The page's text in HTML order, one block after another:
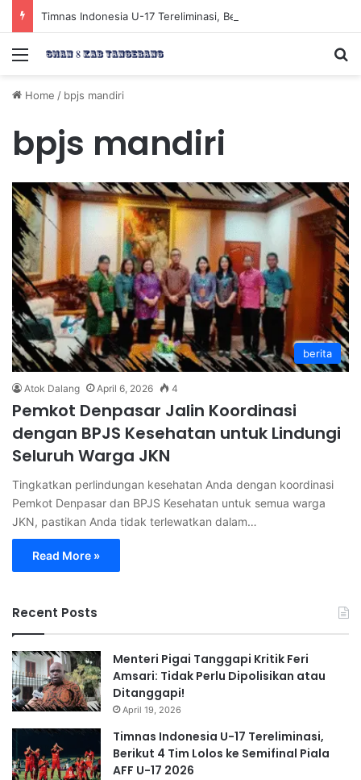
Menu
Home / bpjs mandiri
bpjs mandiri
berita
Atok Dalang April 6, 2026 4
Pemkot Denpasar Jalin Koordinasi
dengan BPJS Kesehatan untuk Lindungi
Seluruh Warga JKN
Tingkatkan perlindungan kesehatan Anda dengan koordinasi
Pemkot Denpasar dan BPJS Kesehatan untuk semua warga
JKN, pastikan Anda tidak terlewatkan dalam…
Read More »
Recent Posts
Menteri Pigai Tanggapi Kritik Feri
Amsari: Tidak Perlu Dipolisikan atau
Ditanggapi!
April 19, 2026
Timnas Indonesia U-17 Tereliminasi,
Berikut 4 Tim Lolos ke Semifinal Piala
AFF U-17 2026